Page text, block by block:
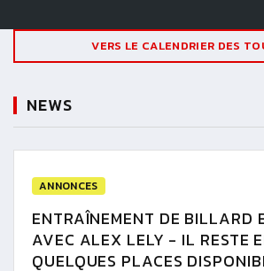
VERS LE CALENDRIER DES
NEWS
ANNONCES
ENTRAÎNEMENT DE BILLARD
AVEC ALEX LELY - IL RESTE
QUELQUES PLACES